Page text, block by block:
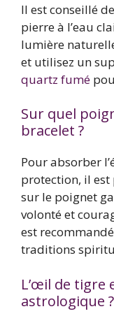
Il est conseillé
pierre à l’eau
lumière
et utilisez un
quartz fumé
Sur quel
bracelet ?
Pour absorber
protection, il
sur le poignet
volonté et
est
traditions
L’œil de tigre
astrologique ?